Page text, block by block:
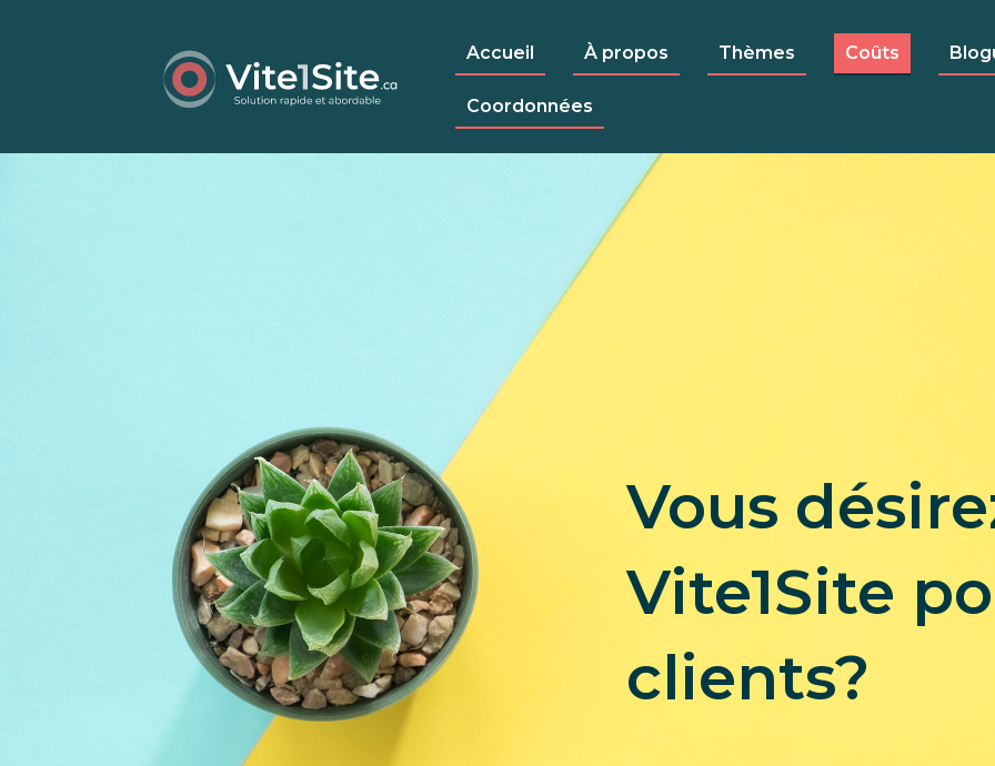
Accueil À propos Thèmes Coûts
Coordonnées
Vous
Vite1Site
clients?